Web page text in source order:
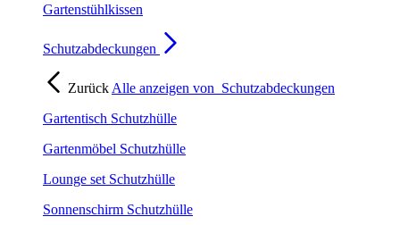
Gartenstühlkissen
Schutzabdeckungen
Zurück Alle anzeigen von Schutzabdeckungen
Gartentisch Schutzhülle
Gartenmöbel Schutzhülle
Lounge set Schutzhülle
Sonnenschirm Schutzhülle